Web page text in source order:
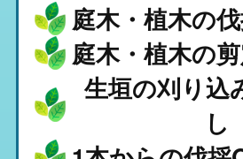
庭木・植木の
庭木・植木の
生垣の刈り込
し